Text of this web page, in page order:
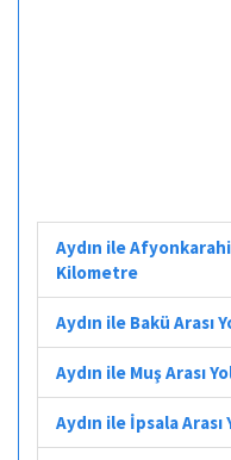
Aydın ile
Kilometre
Aydın ile Bakü Arası
Aydın ile Muş Arası
Aydın ile İpsala